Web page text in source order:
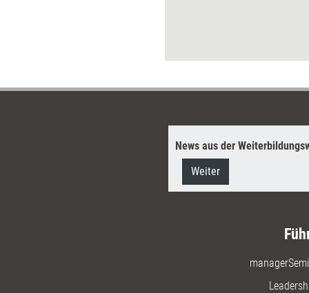
Ein Trainingshandbuch,
News aus der
Weiter